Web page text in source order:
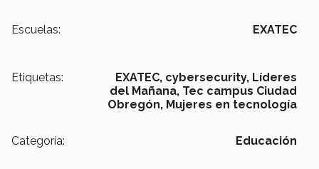
Escuelas: EXATEC
Etiquetas: EXATEC, cybersecurity, Líderes
del Mañana, Tec campus Ciudad
Obregón, Mujeres en tecnología
Categoría: Educación